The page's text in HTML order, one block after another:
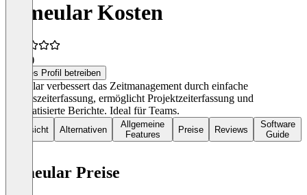
Timeular Kosten
(4)
Dieses Profil betreiben
Timeular verbessert das Zeitmanagement durch einfache
Arbeitszeiterfassung, ermöglicht Projektzeiterfassung und
automatisierte Berichte. Ideal für Teams.
Übersicht Alternativen
Allgemeine
Features
Preise Reviews
Software
Guide
Timeular Preise